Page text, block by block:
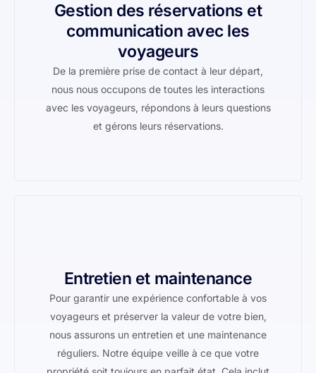
Gestion des réservations et
communication avec les
voyageurs
De la première prise de contact à leur départ,
nous nous occupons de toutes les interactions
avec les voyageurs, répondons à leurs questions
et gérons leurs réservations.
Entretien et maintenance
Pour garantir une expérience confortable à vos
voyageurs et préserver la valeur de votre bien,
nous assurons un entretien et une maintenance
réguliers. Notre équipe veille à ce que votre